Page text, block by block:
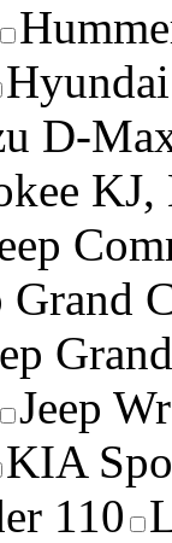
D-
Grand
Jeep
KIA
110